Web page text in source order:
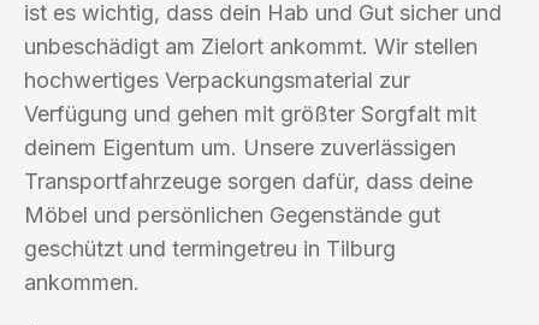
ist es wichtig, dass dein Hab und Gut sicher und
unbeschädigt am Zielort ankommt. Wir stellen
hochwertiges Verpackungsmaterial zur
Verfügung und gehen mit größter Sorgfalt mit
deinem Eigentum um. Unsere zuverlässigen
Transportfahrzeuge sorgen dafür, dass deine
Möbel und persönlichen Gegenstände gut
geschützt und termingetreu in Tilburg
ankommen.